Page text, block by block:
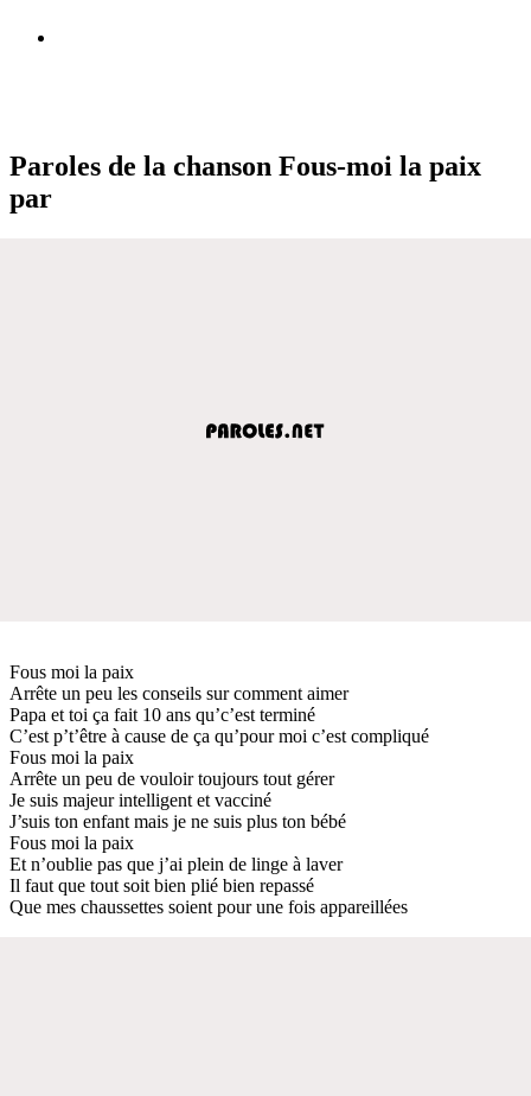
Paroles de la chanson Fous-moi la paix
par
Fous moi la paix
Arrête un peu les conseils sur comment aimer
Papa et toi ça fait 10 ans qu’c’est terminé
C’est p’t’être à cause de ça qu’pour moi c’est compliqué
Fous moi la paix
Arrête un peu de vouloir toujours tout gérer
Je suis majeur intelligent et vacciné
J’suis ton enfant mais je ne suis plus ton bébé
Fous moi la paix
Et n’oublie pas que j’ai plein de linge à laver
Il faut que tout soit bien plié bien repassé
Que mes chaussettes soient pour une fois appareillées